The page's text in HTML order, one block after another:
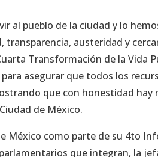
al pueblo de la ciudad y lo
austeridad y
Transformación de la Vida
asegurar que todos los
que con honestidad hay
de México.
México como parte de su 4to
que integran, la